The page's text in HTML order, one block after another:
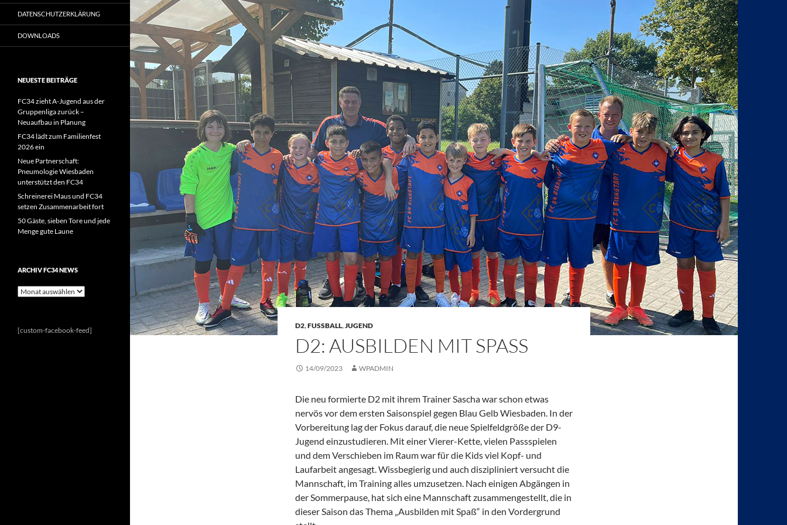
D2,FUSSBALL,JUGEND
D2: AUSBILDEN MIT SPASS
14/09/2023 WPADMIN
Die neu formierte D2 mit ihrem Trainer Sascha war schon etwas
nervös vor dem ersten Saisonspiel gegen Blau Gelb Wiesbaden. In der
Vorbereitung lag der Fokus darauf, die neue Spielfeldgröße der D9-
Jugend einzustudieren. Mit einer Vierer-Kette, vielen Passspielen
und dem Verschieben im Raum war für die Kids viel Kopf- und
Laufarbeit angesagt. Wissbegierig und auch diszipliniert versucht die
Mannschaft, im Training alles umzusetzen. Nach einigen Abgängen in
der Sommerpause, hat sich eine Mannschaft zusammengestellt, die in
dieser Saison das Thema „Ausbilden mit Spaß“ in den Vordergrund
DATENSCHUTZERKLÄRUNG
DOWNLOADS
NEUESTE BEITRÄGE
FC34 zieht A-Jugend aus der
Gruppenliga zurück –
Neuaufbau in Planung
FC34 lädt zum Familienfest
2026 ein
Neue Partnerschaft:
Pneumologie Wiesbaden
unterstützt den FC34
Schreinerei Maus und FC34
setzen Zusammenarbeit fort
50 Gäste, sieben Tore und jede
Menge gute Laune
ARCHIV FC34 NEWS
Archiv
[custom-facebook-feed]